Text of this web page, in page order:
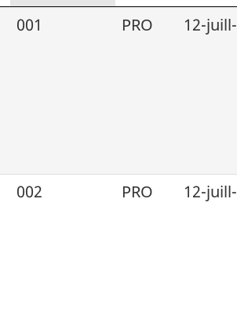
001 PRO 12-
002 PRO 12-